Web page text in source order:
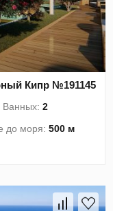
Кипр №191145
Ванных:2
до моря:500 м